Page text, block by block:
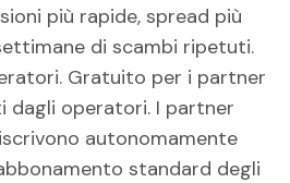
più rapide, spread più
di scambi ripetuti.
Gratuito per i partner
dagli operatori. I partner
autonomamente
standard degli